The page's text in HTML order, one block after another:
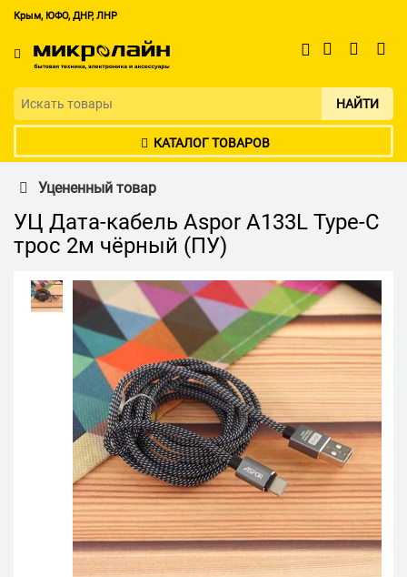
Крым, ЮФО, ДНР, ЛНР
НАЙТИ
КАТАЛОГ ТОВАРОВ
Уцененный товар
УЦ Дата-кабель Aspor A133L Type-C
трос 2м чёрный (ПУ)